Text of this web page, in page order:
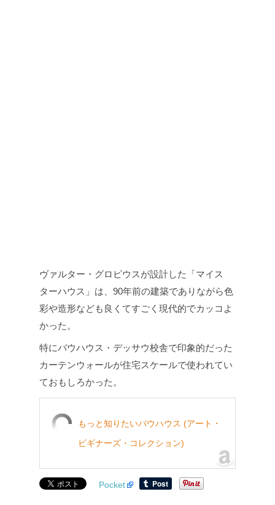
ヴァルター・グロピウスが設計した「マイス
ターハウス」は、90年前の建築でありながら色
彩や造形なども良くてすごく現代的でカッコよ
かった。
特にバウハウス・デッサウ校舎で印象的だった
カーテンウォールが住宅スケールで使われてい
ておもしろかった。
もっと知りたいバウハウス (アート・
ビギナーズ・コレクション)
Pocket